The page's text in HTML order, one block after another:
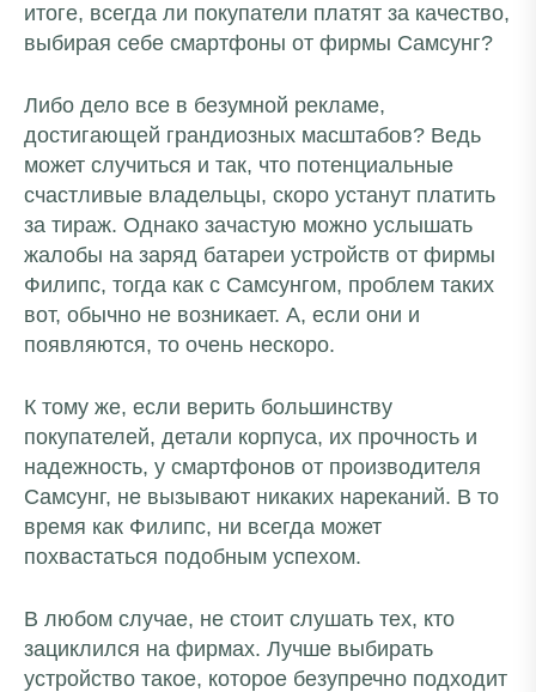
итоге, всегда ли покупатели платят за качество,
выбирая себе смартфоны от фирмы Самсунг?
Либо дело все в безумной рекламе,
достигающей грандиозных масштабов? Ведь
может случиться и так, что потенциальные
счастливые владельцы, скоро устанут платить
за тираж. Однако зачастую можно услышать
жалобы на заряд батареи устройств от фирмы
Филипс, тогда как с Самсунгом, проблем таких
вот, обычно не возникает. А, если они и
появляются, то очень нескоро.
К тому же, если верить большинству
покупателей, детали корпуса, их прочность и
надежность, у смартфонов от производителя
Самсунг, не вызывают никаких нареканий. В то
время как Филипс, ни всегда может
похвастаться подобным успехом.
В любом случае, не стоит слушать тех, кто
зациклился на фирмах. Лучше выбирать
устройство такое, которое безупречно подходит